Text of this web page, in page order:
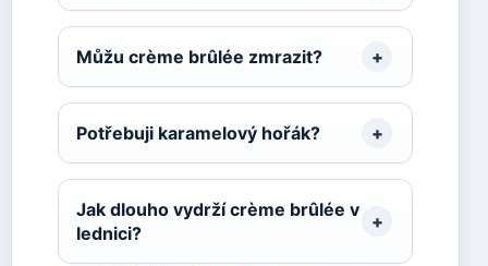
Můžu crème brûlée zmrazit?
Potřebuji karamelový hořák?
Jak dlouho vydrží crème brûlée v
lednici?